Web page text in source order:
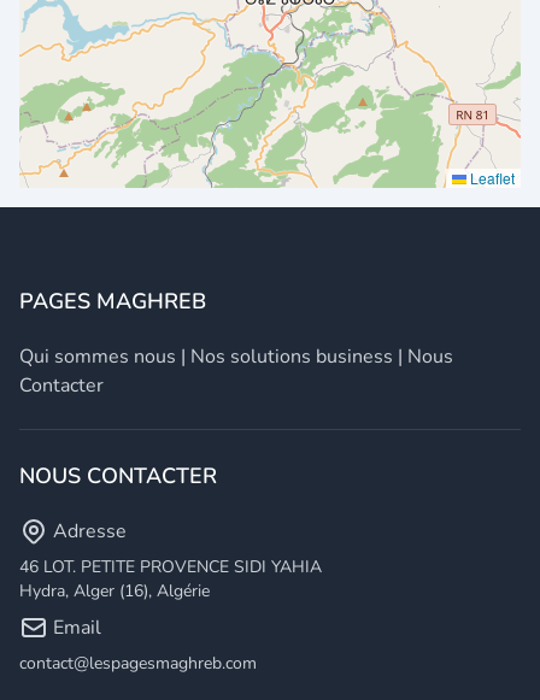
Leaflet
PAGES MAGHREB
Qui sommes nous | Nos solutions business | Nous
Contacter
NOUS CONTACTER
Adresse
46 LOT. PETITE PROVENCE SIDI YAHIA
Hydra, Alger (16), Algérie
Email
contact@lespagesmaghreb.com